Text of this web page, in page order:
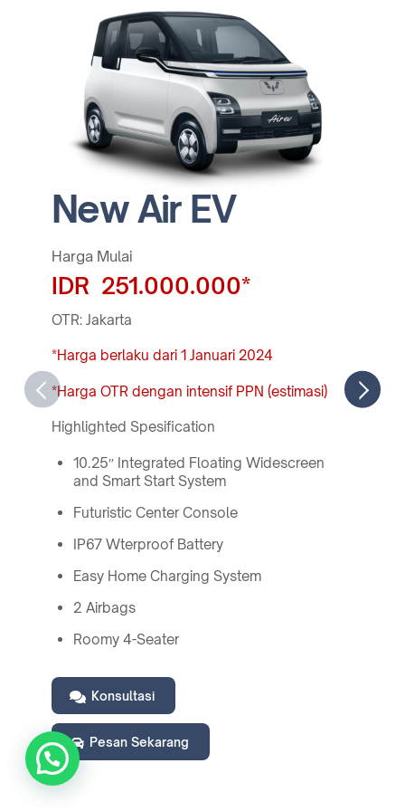
New Air EV
Harga Mulai
IDR 251.000.000*
OTR: Jakarta
*Harga berlaku dari 1 Januari 2024
*Harga OTR dengan intensif PPN (estimasi)
Highlighted Spesification
10.25″ Integrated Floating Widescreen
and Smart Start System
Futuristic Center Console
IP67 Wterproof Battery
Easy Home Charging System
2 Airbags
Roomy 4-Seater
Konsultasi
Pesan Sekarang